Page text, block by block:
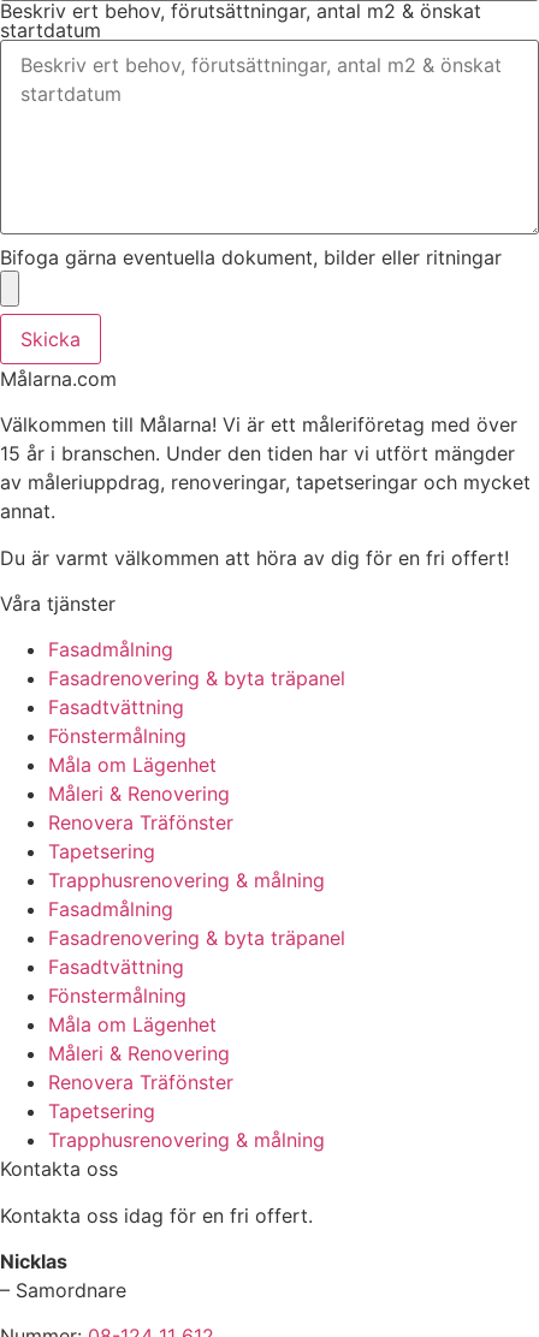
Beskriv ert behov, förutsättningar, antal m2 & önskat
startdatum
Bifoga gärna eventuella dokument, bilder eller ritningar
Skicka
Målarna.com
Välkommen till Målarna! Vi är ett måleriföretag med över
15 år i branschen. Under den tiden har vi utfört mängder
av måleriuppdrag, renoveringar, tapetseringar och mycket
annat.
Du är varmt välkommen att höra av dig för en fri offert!
Våra tjänster
Fasadmålning
Fasadrenovering & byta träpanel
Fasadtvättning
Fönstermålning
Måla om Lägenhet
Måleri & Renovering
Renovera Träfönster
Tapetsering
Trapphusrenovering & målning
Fasadmålning
Fasadrenovering & byta träpanel
Fasadtvättning
Fönstermålning
Måla om Lägenhet
Måleri & Renovering
Renovera Träfönster
Tapetsering
Trapphusrenovering & målning
Kontakta oss
Kontakta oss idag för en fri offert.
Nicklas
– Samordnare